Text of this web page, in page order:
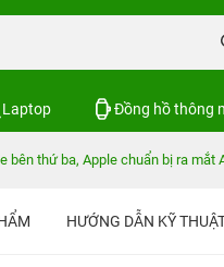
Laptop Đồng hồ thông
bên thứ ba, Apple chuẩn bị ra mắt
HƯỚNG DẪN KỸ